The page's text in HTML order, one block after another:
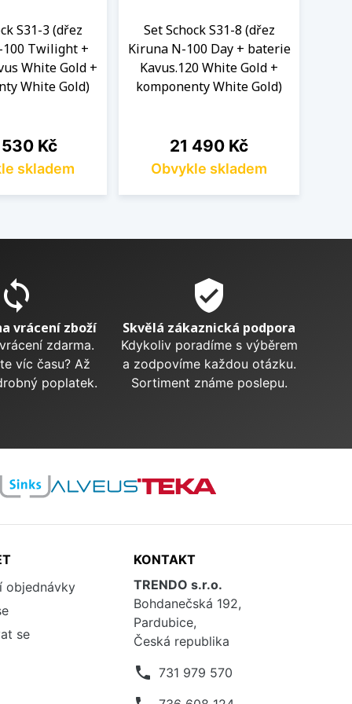
S31-3 (dřez
Twilight +
White Gold +
White Gold)
Kč
skladem
Set Schock S31-8 (dřez
Kiruna N-100 Day + baterie
Kavus.120 White Gold +
komponenty White Gold)
Cena
21 490 Kč
Obvykle skladem
vrácení zboží
zdarma.
víc času? Až
poplatek.
verified_user
Skvělá zákaznická podpora
Kdykoliv poradíme s výběrem
a zodpovíme každou otázku.
Sortiment známe poslepu.
objednávky
se
KONTAKT
TRENDO s.r.o.
Bohdanečská 192,
Pardubice,
Česká republika
phone 731 979 570